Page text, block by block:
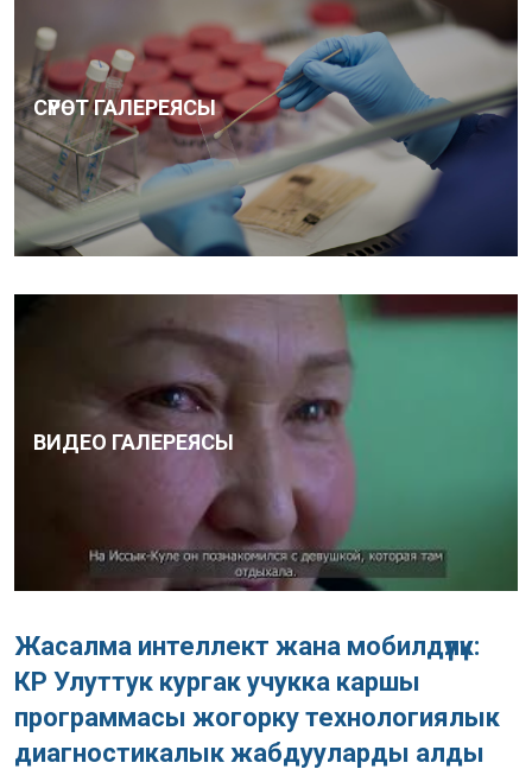
СҮРӨТ ГАЛЕРЕЯСЫ
ВИДЕО ГАЛЕРЕЯСЫ
Жасалма интеллект жана мобилдүүлүк:
КР Улуттук кургак учукка каршы
программасы жогорку технологиялык
диагностикалык жабдууларды алды